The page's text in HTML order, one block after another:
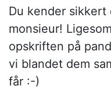
Du kender
monsieur!
opskriften på
vi blandet dem
får :-)